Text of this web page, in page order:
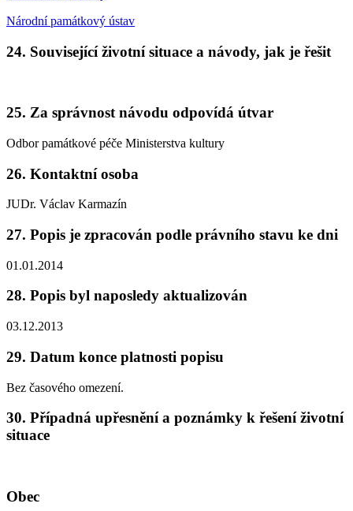
Národní památkový ústav
24. Související životní situace a návody, jak je řešit
25. Za správnost návodu odpovídá útvar
Odbor památkové péče Ministerstva kultury
26. Kontaktní osoba
JUDr. Václav Karmazín
27. Popis je zpracován podle právního stavu ke dni
01.01.2014
28. Popis byl naposledy aktualizován
03.12.2013
29. Datum konce platnosti popisu
Bez časového omezení.
30. Případná upřesnění a poznámky k řešení životní
situace
Obec